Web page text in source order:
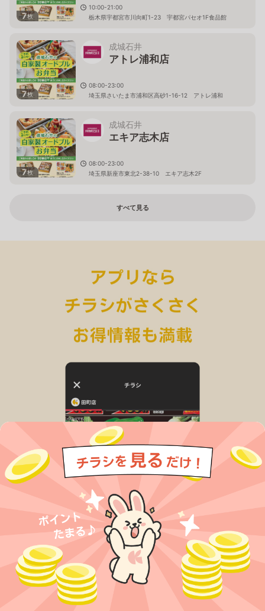
7枚
10:00-21:00
栃木県宇都宮市川向町1-23 宇都宮パセオ1F食品館
7枚
成城石井
アトレ浦和店
08:00-23:00
埼玉県さいたま市浦和区高砂1-16-12 アトレ浦和
7枚
成城石井
エキア志木店
08:00-23:00
埼玉県新座市東北2-38-10 エキア志木2F
すべて見る